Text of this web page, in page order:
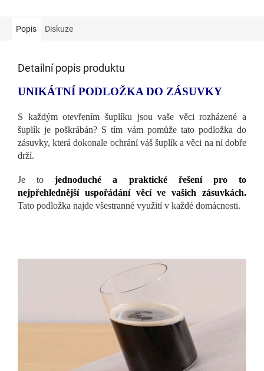
Popis Diskuze
Detailní popis produktu
UNIKÁTNÍ PODLOŽKA DO ZÁSUVKY
S každým otevřením šuplíku jsou vaše věci rozházené a
šuplík je poškrábán? S tím vám pomůže tato podložka do
zásuvky, která dokonale ochrání váš šuplík a věci na ní dobře
drží.
Je tojednoduché a praktické řešení pro to
nejpřehlednější uspořádání věcí ve vašich zásuvkách.
Tato podložka najde všestranné využití v každé domácnosti.